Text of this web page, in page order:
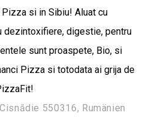
Pizza si in Sibiu! Aluat cu
dezintoxifiere, digestie, pentru
sunt proaspete, Bio, si
Pizza si totodata ai grija de
550316, Rumänien